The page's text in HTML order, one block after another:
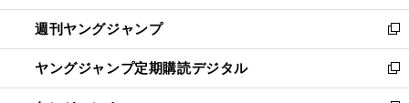
開
く
ウ
で
開
く
ン
ド
ウ
で
開
ウ
ィ
ン
ド
ウ
週刊ヤングジャンプ
新
し
い
ウ
ヤングジャンプ定期購読デジタル
新
し